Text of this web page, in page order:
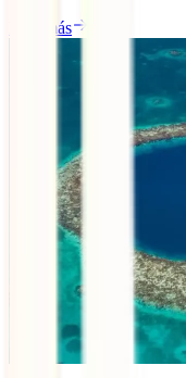
Leer más